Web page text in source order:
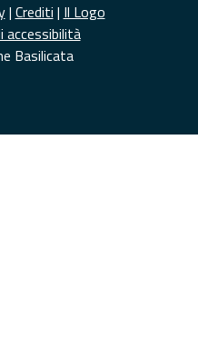
| Crediti | Il Logo
accessibilità
Basilicata